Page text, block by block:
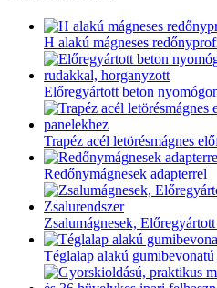
H alakú mágneses
Előregyártott beton
Trapéz acél letörésmágnes
Redőnymágnesek adapterrel
Zsalumágnesek,
Téglalap alakú